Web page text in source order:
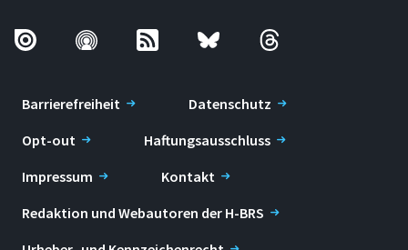
Barrierefreiheit
Datenschutz
Opt-out
Haftungsausschluss
Impressum
Kontakt
Redaktion und Webautoren der H-BRS